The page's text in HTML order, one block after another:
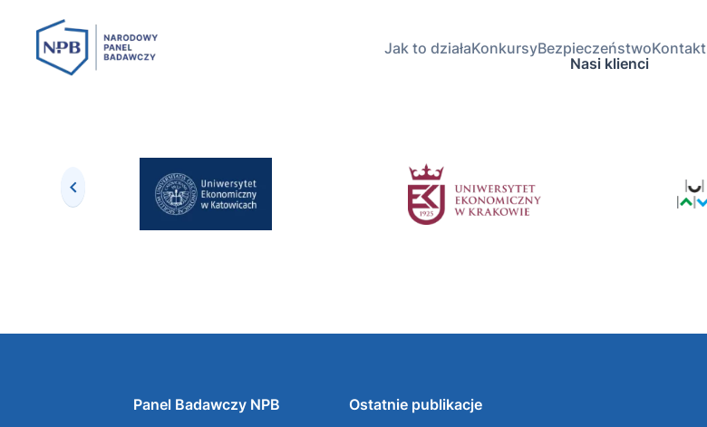
Jak to działaKonkursyBezpieczeństwoKontakt
Nasi klienci
Panel Badawczy NPB Ostatnie publikacje